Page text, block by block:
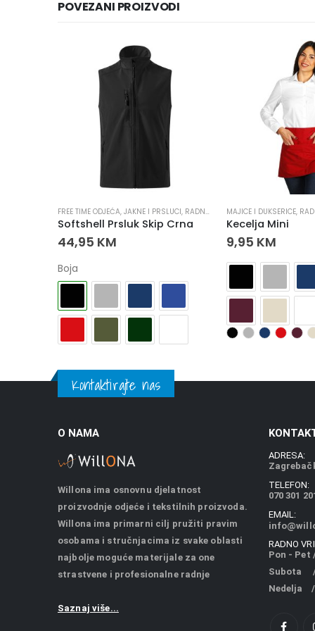
POVEZANI PROIZVODI
, RADNE JAKNE
FREE TIME ODJEĆA, JAKNE I PRSLUCI, RADNA ODJEĆA ,RADNI PRSLUCI
Softshell Prsluk Skip Crna
44,95 KM
Boja
MAJICE I DUKSERICE,
Kecelja Mini
9,95 KM
Kontaktirajte nas
O NAMA
Willona ima osnovnu djelatnost
proizvodnje odjeće i tekstilnih proizvoda.
Willona ima primarni cilj pružiti pravim
osobama i stručnjacima iz svake oblasti
najbolje moguće materijale za one
strastvene i profesionalne radnje
Saznaj više...
ADRESA:
TELEFON:
070 301
EMAIL:
RADNO
Pon - Pet
Subota /
Nedelja /